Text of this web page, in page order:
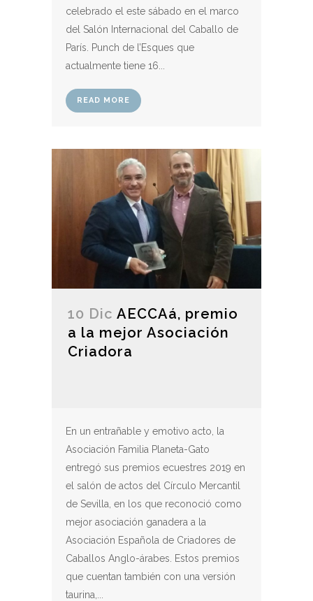
celebrado el este sábado en el marco
del Salón Internacional del Caballo de
París. Punch de l’Esques que
actualmente tiene 16...
READ MORE
10 Dic AECCAá, premio
a la mejor Asociación
Criadora
En un entrañable y emotivo acto, la
Asociación Familia Planeta-Gato
entregó sus premios ecuestres 2019 en
el salón de actos del Círculo Mercantil
de Sevilla, en los que reconoció como
mejor asociación ganadera a la
Asociación Española de Criadores de
Caballos Anglo-árabes. Estos premios
que cuentan también con una versión
taurina,...